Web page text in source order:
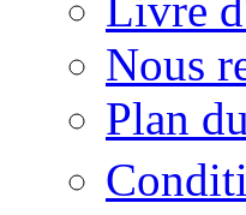
Nous
Plan